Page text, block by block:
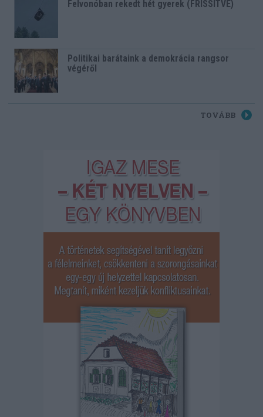
Felvonóban rekedt hét gyerek (FRISSÍTVE)
Politikai barátaink a demokrácia rangsor
végéről
TOVÁBB